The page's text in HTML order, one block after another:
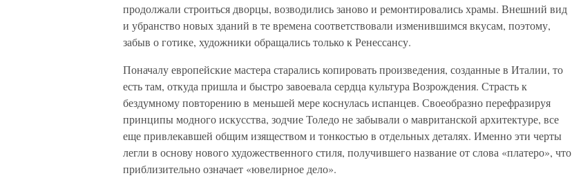
продолжали строиться дворцы, возводились заново и ремонтировались храмы. Внешний вид
и убранство новых зданий в те времена соответствовали изменившимся вкусам, поэтому,
забыв о готике, художники обращались только к Ренессансу.
Поначалу европейские мастера старались копировать произведения, созданные в Италии, то
есть там, откуда пришла и быстро завоевала сердца культура Возрождения. Страсть к
бездумному повторению в меньшей мере коснулась испанцев. Своеобразно перефразируя
принципы модного искусства, зодчие Толедо не забывали о мавританской архитектуре, все
еще привлекавшей общим изяществом и тонкостью в отдельных деталях. Именно эти черты
легли в основу нового художественного стиля, получившего название от слова «платеро», что
приблизительно означает «ювелирное дело».